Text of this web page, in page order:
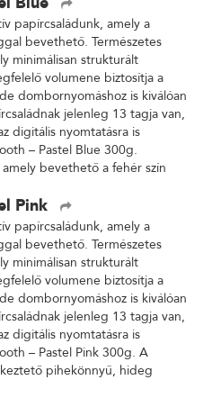
papírcsaládunk, amely a
bevethető. Természetes
minimálisan strukturált
volumene biztosítja a
dombornyomáshoz is kiválóan
jelenleg 13 tagja van,
digitális nyomtatásra is
– Pastel Blue 300g.
bevethető a fehér szín
Pink
papírcsaládunk, amely a
bevethető. Természetes
minimálisan strukturált
volumene biztosítja a
dombornyomáshoz is kiválóan
jelenleg 13 tagja van,
digitális nyomtatásra is
– Pastel Pink 300g. A
pihekönnyű, hideg